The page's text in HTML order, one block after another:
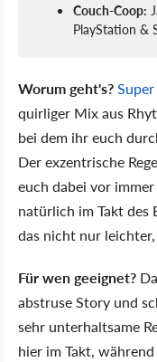
Couch-Coop:
PlayStation &
Worum geht's?
quirliger Mix aus
bei dem ihr euch
Der exzentrische
euch dabei vor
natürlich im Takt des
das nicht nur
Für wen geeignet?
abstruse Story und
sehr unterhaltsame
hier im Takt,